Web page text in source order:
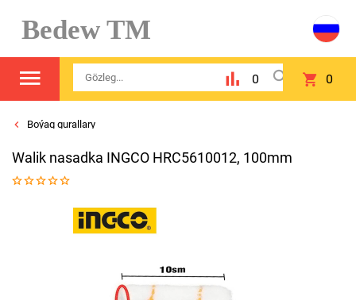
Bedew TM
0 0
Boýag gurallary
Walik nasadka INGCO HRC5610012, 100mm